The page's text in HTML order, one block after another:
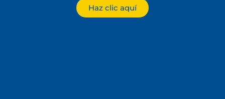
Haz clic aquí